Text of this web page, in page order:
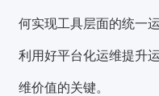
何实现工具层面的统一
利用好平台化运维提升
维价值的关键。